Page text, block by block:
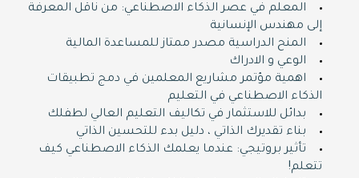
المعلم في عصر الذكاء الاصطناعي: من ناقل المعرفة
إلى مهندس الإنسانية
المنح الدراسية مصدر ممتاز للمساعدة المالية
الوعي و الادراك
اهمية مؤتمر مشاريع المعلمين في دمج تطبيقات
الذكاء الاصطناعي في التعليم
بدائل للاستثمار في تكاليف التعليم العالي لطفلك
بناء تقديرك الذاتي ، دليل بدء للتحسين الذاتي
تأثير بروتيجي: عندما يعلمك الذكاء الاصطناعي كيف
تتعلم!